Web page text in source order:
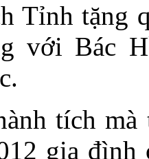
Tỉnh tặng
với Bác
tích mà
gia